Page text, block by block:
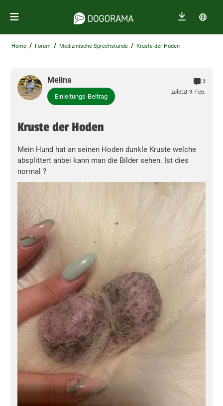
Home / Forum / Medizinische Sprechstunde / Kruste der Hoden
Melina
Einleitungs-Beitrag
3
zuletzt 9. Feb.
Kruste der Hoden
Mein Hund hat an seinen Hoden dunkle Kruste welche
absplittert anbei kann man die Bilder sehen. Ist dies
normal ?